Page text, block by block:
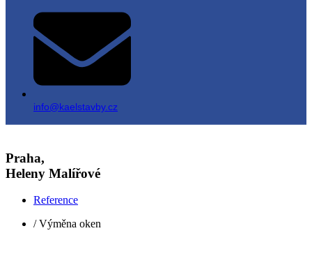
info@kaelstavby.cz
Praha,
Heleny Malířové
Reference
/ Výměna oken